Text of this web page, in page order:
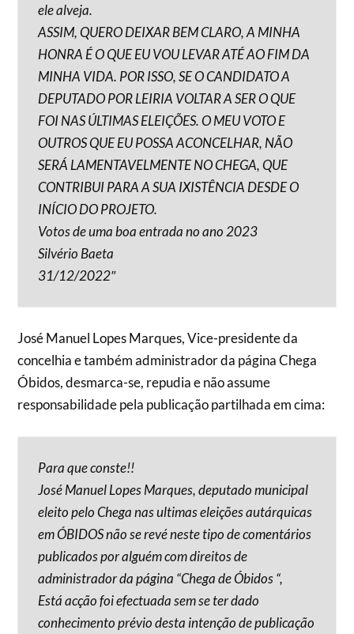
ele alveja.
ASSIM, QUERO DEIXAR BEM CLARO, A MINHA
HONRA É O QUE EU VOU LEVAR ATÉ AO FIM DA
MINHA VIDA. POR ISSO, SE O CANDIDATO A
DEPUTADO POR LEIRIA VOLTAR A SER O QUE
FOI NAS ÚLTIMAS ELEIÇÕES. O MEU VOTO E
OUTROS QUE EU POSSA ACONCELHAR, NÃO
SERÁ LAMENTAVELMENTE NO CHEGA, QUE
CONTRIBUI PARA A SUA IXISTÊNCIA DESDE O
INÍCIO DO PROJETO.
Votos de uma boa entrada no ano 2023
Silvério Baeta
31/12/2022″
José Manuel Lopes Marques, Vice-presidente da
concelhia e também administrador da página Chega
Óbidos, desmarca-se, repudia e não assume
responsabilidade pela publicação partilhada em cima:
Para que conste!!
José Manuel Lopes Marques, deputado municipal
eleito pelo Chega nas ultimas eleições autárquicas
em ÓBIDOS não se revé neste tipo de comentários
publicados por alguém com direitos de
administrador da página “Chega de Óbidos “,
Está acção foi efectuada sem se ter dado
conhecimento prévio desta intenção de publicação